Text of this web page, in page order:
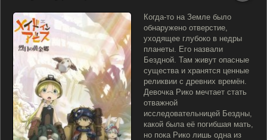
Когда-то на Земле было
обнаружено отверстие,
уходящее глубоко в недры
планеты. Его назвали
Бездной. Там живут опасные
существа и хранятся ценные
реликвии с древних времён.
Девочка Рико мечтает стать
отважной
исследовательницей Бездны,
какой была её погибшая мать,
но пока Рико лишь одна из